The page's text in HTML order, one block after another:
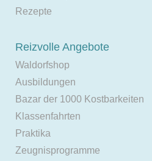
Rezepte
Reizvolle Angebote
Waldorfshop
Ausbildungen
Bazar der 1000 Kostbarkeiten
Klassenfahrten
Praktika
Zeugnisprogramme